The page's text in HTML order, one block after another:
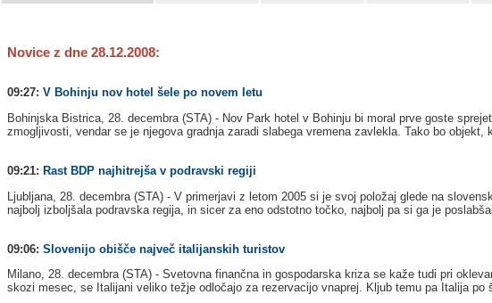
Novice z dne 28.12.2008:
09:27: V Bohinju nov hotel šele po novem letu
Bohinjska Bistrica, 28. decembra (STA) - Nov Park hotel v Bohinju bi moral prve goste
zmogljivosti, vendar se je njegova gradnja zaradi slabega vremena zavlekla. Tako bo
09:21: Rast BDP najhitrejša v podravski regiji
Ljubljana, 28. decembra (STA) - V primerjavi z letom 2005 si je svoj položaj glede na
najbolj izboljšala podravska regija, in sicer za eno odstotno točko, najbolj pa si ga je
09:06: Slovenijo obišče največ italijanskih turistov
Milano, 28. decembra (STA) - Svetovna finančna in gospodarska kriza se kaže tudi pri
skozi mesec, se Italijani veliko težje odločajo za rezervacijo vnaprej. Kljub temu pa Italija